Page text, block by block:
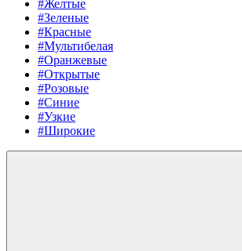
#Желтые
#Зеленые
#Красные
#Мультибелая
#Оранжевые
#Открытые
#Розовые
#Синие
#Узкие
#Широкие